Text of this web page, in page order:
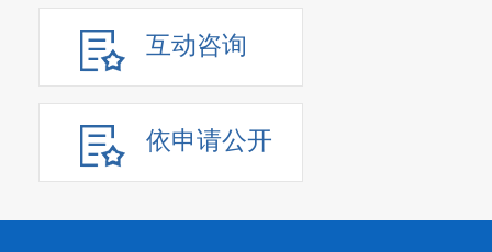
互动咨询
依申请公开